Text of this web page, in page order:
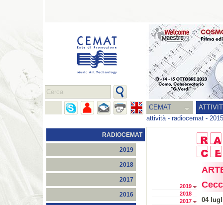
CEMAT
attività- radiocemat - 2015
RADIOCEMAT
2019
2018
2017
2016
2019
2018
2017
04